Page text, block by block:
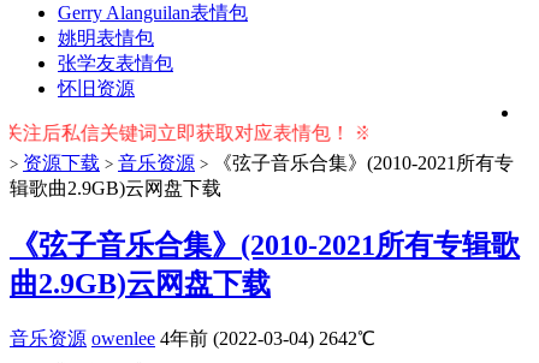
Gerry Alanguilan表情包
姚明表情包
张学友表情包
怀旧资源
私信关键词立即获取对应表情包！ ※ 友情提示：右上角输入
> 资源下载 > 音乐资源 >
《弦子音乐合集》(2010-2021所有专
辑歌曲2.9GB)云网盘下载
《弦子音乐合集》(2010-2021所有专辑歌
曲2.9GB)云网盘下载
音乐资源 owenlee 4年前 (2022-03-04) 2642℃